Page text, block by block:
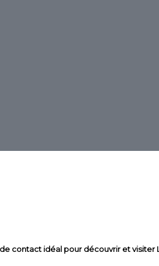
contact idéal pour découvrir et visiter